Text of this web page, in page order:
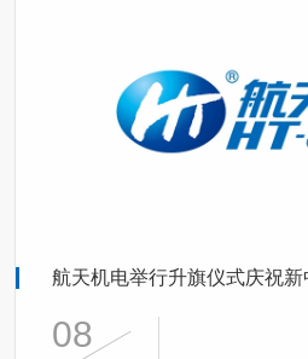
航天机电举行升旗仪式庆祝新中国75周
08